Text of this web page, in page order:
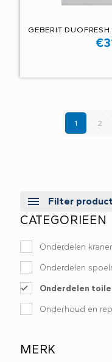
GEBERIT
€
1 2
Filter
CATEGORIEEN
Onderdelen
Onderdelen
Onderdelen
Onderhoud en
MERK